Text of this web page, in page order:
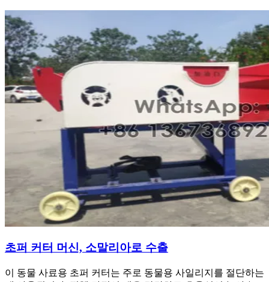
초퍼 커터 머신, 소말리아로 수출
이 동물 사료용 초퍼 커터는 주로 동물용 사일리지를 절단하는